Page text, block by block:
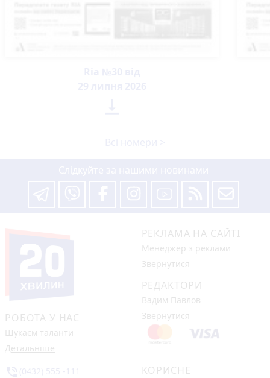
РОБОТА У НАС
Шукаєм таланти
Детальніше
РЕКЛАМА НА САЙТІ
Менеджер з реклами
Звернутися
РЕДАКТОРИ
Вадим Павлов
Звернутися
КОРИСНЕ